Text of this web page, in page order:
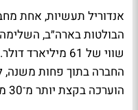
אנדוריל תעשיות, אחת
שווי של 61
החברה בתוך פחות
הוערכה בקצת יותר מ־30 מיליארד דולר.